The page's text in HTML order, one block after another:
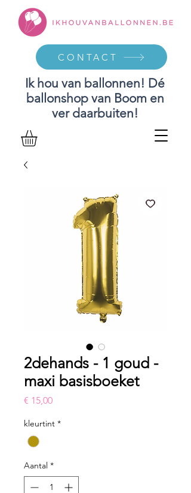
Ik hou van ballonnen! Dé
ballonshop van Boom en
ver daarbuiten!
CONTACT
2dehands - 1 goud -
maxi basisboeket
€ 15,00Prijs
kleurtint *
Aantal *